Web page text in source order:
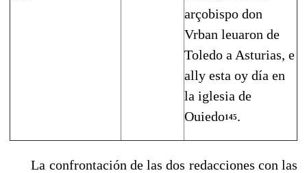
arçobispo don
Vrban leuaron de
Toledo a Asturias, e
ally esta oy día en
la iglesia de
Ouiedo145.
La confrontación de las dos redacciones con las